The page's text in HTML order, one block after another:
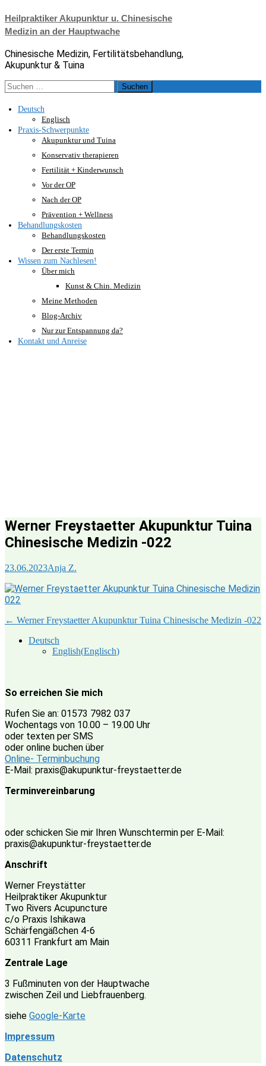
Zum
Inhalt
springen
Heilpraktiker Akupunktur u. Chinesische
Medizin an der Hauptwache
Chinesische Medizin, Fertilitätsbehandlung,
Akupunktur & Tuina
Suche
nach:
Deutsch
Englisch
Praxis-Schwerpunkte
Akupunktur und Tuina
Konservativ therapieren
Fertilität + Kinderwunsch
Vor der OP
Nach der OP
Prävention + Wellness
Behandlungskosten
Behandlungskosten
Der erste Termin
Wissen zum Nachlesen!
Über mich
Kunst & Chin. Medizin
Meine Methoden
Blog-Archiv
Nur zur Entspannung da?
Kontakt und Anreise
Werner Freystaetter Akupunktur Tuina
Chinesische Medizin -022
23.06.2023Anja Z.
Beitragsnavigation
← Werner Freystaetter Akupunktur Tuina Chinesische Medizin -022
Deutsch
English(Englisch)
So erreichen Sie mich
Rufen Sie an: 01573 7982 037
Wochentags von 10.00 – 19.00 Uhr
oder texten per SMS
oder online buchen über
Online- Terminbuchung
E-Mail: praxis@akupunktur-freystaetter.de
Terminvereinbarung
oder schicken Sie mir Ihren Wunschtermin per E-Mail:
praxis@akupunktur-freystaetter.de
Anschrift
Werner Freystätter
Heilpraktiker Akupunktur
Two Rivers Acupuncture
c/o Praxis Ishikawa
Schärfengäßchen 4-6
60311 Frankfurt am Main
Zentrale Lage
3 Fußminuten von der Hauptwache
zwischen Zeil und Liebfrauenberg.
siehe Google-Karte
Impressum
Datenschutz